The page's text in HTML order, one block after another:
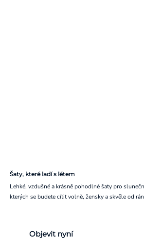
Šaty, které ladí s létem
Lehké, vzdušné a krásně pohodlné šaty pro
kterých se budete cítit volně, žensky a skvěle od
Objevit nyní